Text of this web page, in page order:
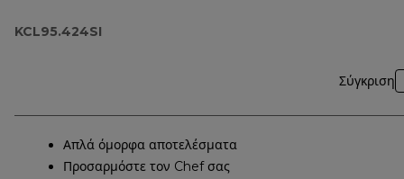
KCL95.424SI
Σύγκριση
Απλά όμορφα αποτελέσματα
Προσαρμόστε τον Chef σας